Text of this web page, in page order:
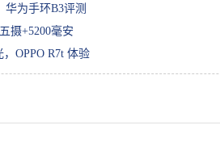
华为手环B3评测
摄+5200毫安
OPPO R7t 体验